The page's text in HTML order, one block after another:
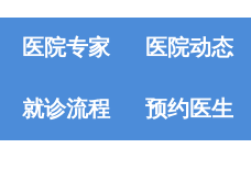
医院专家 医院动态
就诊流程 预约医生